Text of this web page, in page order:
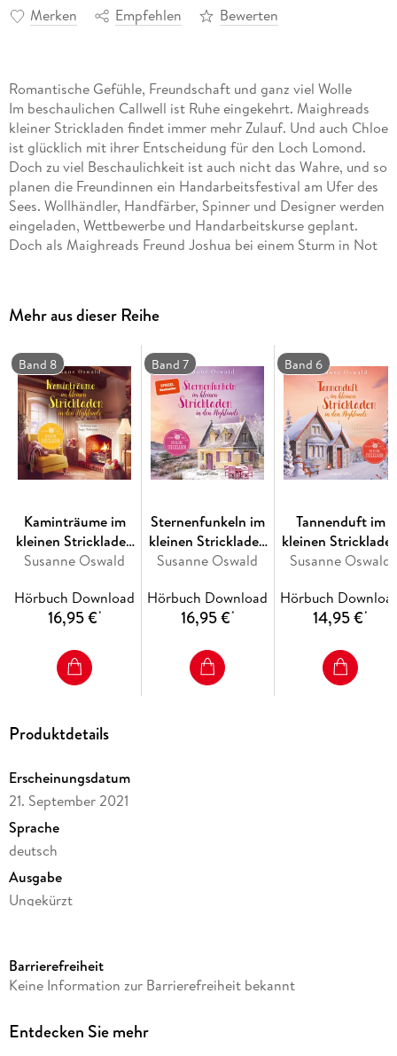
Merken Empfehlen Bewerten
Romantische Gefühle, Freundschaft und ganz viel Wolle
Im beschaulichen Callwell ist Ruhe eingekehrt. Maighreads
kleiner Strickladen findet immer mehr Zulauf. Und auch Chloe
ist glücklich mit ihrer Entscheidung für den Loch Lomond.
Doch zu viel Beschaulichkeit ist auch nicht das Wahre, und so
planen die Freundinnen ein Handarbeitsfestival am Ufer des
Sees. Wollhändler, Handfärber, Spinner und Designer werden
eingeladen, Wettbewerbe und Handarbeitskurse geplant.
Doch als Maighreads Freund Joshua bei einem Sturm in Not
Mehr aus dieser Reihe
Band 8
Kaminträume im
kleinen Strickladen
in den Highlands
Susanne Oswald
Hörbuch Download
16,95 €*
Band 7
Sternenfunkeln im
kleinen Strickladen
in den Highlands
Susanne Oswald
Hörbuch Download
16,95 €*
Band 6
Tannenduft im
kleinen
in den Highlands
Susanne Oswald
Hörbuch
14,95 €*
Produktdetails
Erscheinungsdatum
21. September 2021
Sprache
deutsch
Ausgabe
Ungekürzt
Laufzeit
Reihe
Barrierefreiheit
Keine Information zur Barrierefreiheit bekannt
Entdecken Sie mehr